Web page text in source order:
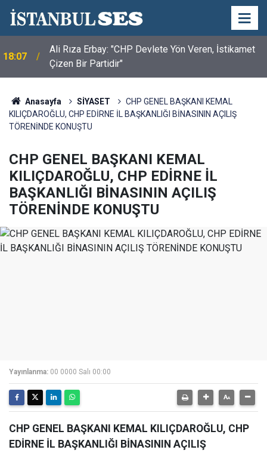
18:07
Ali Rıza Erbay: "CHP Devlete Yön Veren, İstikamet
Çizen Bir Partidir"
Yıldırım Kaya: "LGS'nin Kazananı Yine Eşitsizlik
Oldu"
Anasayfa SİYASET
CHP GENEL BAŞKANI KEMAL
KILIÇDAROĞLU, CHP EDİRNE İL BAŞKANLIĞI BİNASININ AÇILIŞ
TÖRENİNDE KONUŞTU
CHP GENEL BAŞKANI KEMAL
KILIÇDAROĞLU, CHP EDİRNE İL
BAŞKANLIĞI BİNASININ AÇILIŞ
TÖRENİNDE KONUŞTU
Yayınlanma: 00 0000 Salı 00:00
CHP GENEL BAŞKANI KEMAL KILIÇDAROĞLU, CHP
EDİRNE İL BAŞKANLIĞI BİNASININ AÇILIŞ